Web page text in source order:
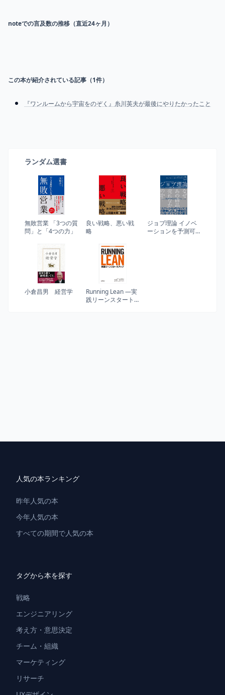
noteでの言及数の推移（直近24ヶ月）
この本が紹介されている記事（1件）
『ワンルームから宇宙をのぞく』糸川英夫が最後にやりたかったこと
ランダム選書
無敗営業 「3つの質
問」と「4つの力」
良い戦略、悪い戦
略
ジョブ理論 イノベ
ーションを予測可
小倉昌男 経営学
Running Lean ―実
践リーンスタート
人気の本ランキング
昨年人気の本
今年人気の本
すべての期間で人気の本
タグから本を探す
戦略
エンジニアリング
考え方・意思決定
チーム・組織
マーケティング
リサーチ